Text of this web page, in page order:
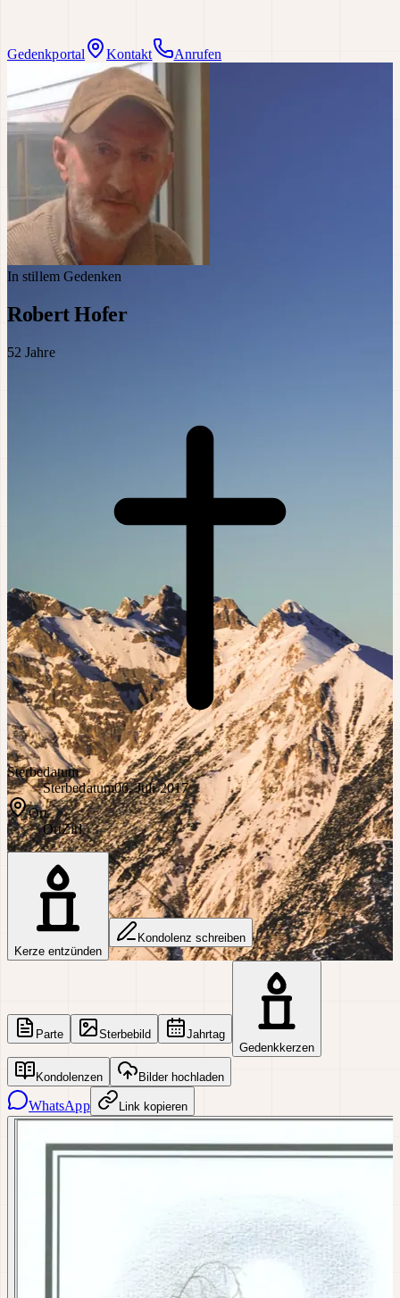
Gedenkportal Kontakt Anrufen
In stillem Gedenken
Robert Hofer
52 Jahre
Sterbedatum
Sterbedatum06. Juli 2017
Ort
OrtZirl
Kerze entzünden
Kondolenz schreiben
Parte Sterbebild
Jahrtag
Gedenkkerzen
Kondolenzen Bilder hochladen
WhatsApp Link kopieren